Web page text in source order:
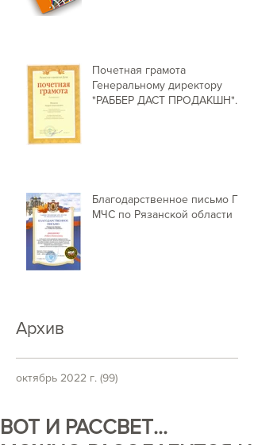
Почетная грамота
Генеральному директору
"РАББЕР ДАСТ ПРОДАКШН"
Благодарственное письмо ГУ
МЧС по Рязанской области
Архив
октябрь 2022 г. (99)
ВОТ И РАССВЕТ...